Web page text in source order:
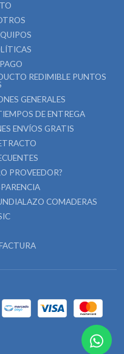
REDIMIBLE PUNTOS
GENERALES
DE ENTREGA
ENVÍOS GRATIS
PROVEEDOR?
COMADERAS